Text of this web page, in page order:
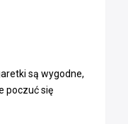
są wygodne,
poczuć się